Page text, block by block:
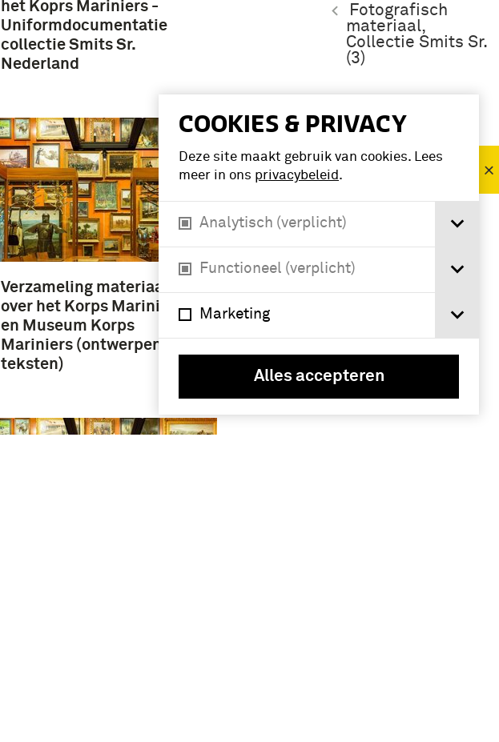
COOKIES & PRIVACY
Deze site maakt gebruik van cookies. Lees
meer in ons privacybeleid.
Analytisch (verplicht)
Functioneel (verplicht)
Marketing
Alles accepteren
Fotografisch
materiaal,
Collectie Smits Sr.
(3)
Namen /
instellingen
Korps Mariniers
het Koprs Mariniers -
Uniformdocumentatie
collectie Smits Sr.
Nederland
Verzameling materiaal
over het Korps Mariniers
en Museum Korps
Mariniers (ontwerpen en
teksten)